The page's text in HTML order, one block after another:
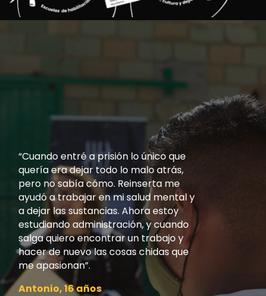
“Cuando entré a prisión lo único que
quería era dejar todo lo malo atrás,
pero no sabía cómo. Reinserta me
ayudó a trabajar en mi salud mental y
a dejar las sustancias. Ahora estoy
estudiando administración, y cuando
salga quiero encontrar un trabajo y
hacer de nuevo las cosas chidas que
me apasionan”.
Antonio, 16 años